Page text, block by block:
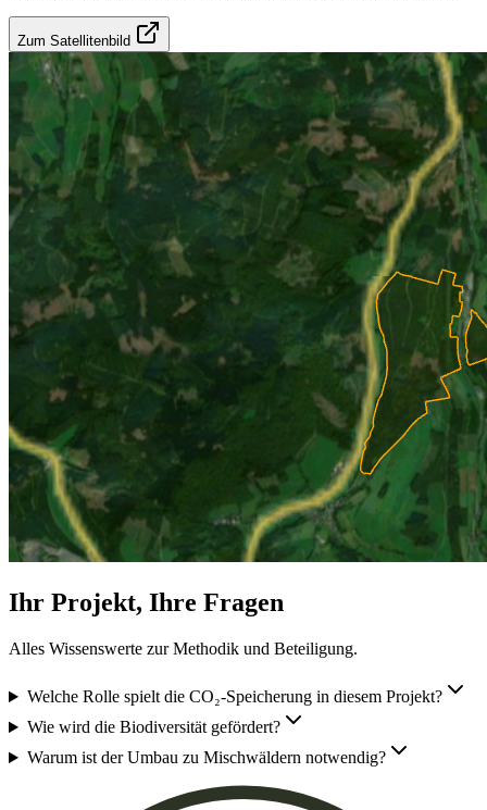
Zum Satellitenbild
Ihr Projekt, Ihre Fragen
Alles Wissenswerte zur Methodik und Beteiligung.
Welche Rolle spielt die CO₂-Speicherung in diesem Projekt?
Wie wird die Biodiversität gefördert?
Warum ist der Umbau zu Mischwäldern notwendig?